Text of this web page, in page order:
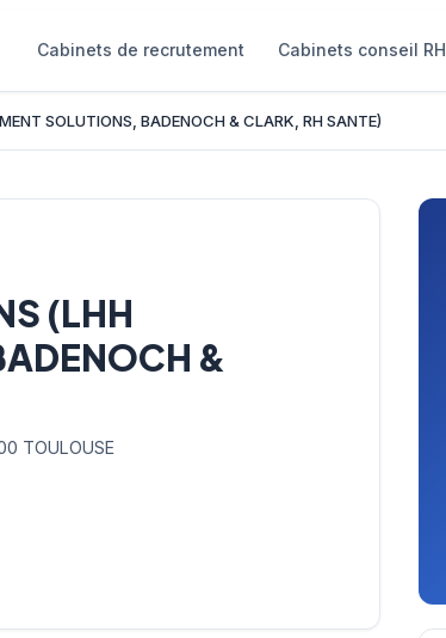
Cabinets de recrutement Cabinets conseil RH
SOLUTIONS, BADENOCH & CLARK, RH SANTE)
(LHH
&
TOULOUSE